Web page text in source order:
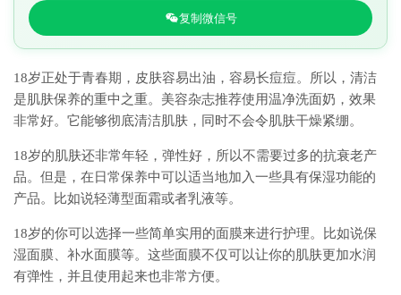
复制微信号
18岁正处于青春期，皮肤容易出油，容易长痘痘。所以，清洁
是肌肤保养的重中之重。美容杂志推荐使用温净洗面奶，效果
非常好。它能够彻底清洁肌肤，同时不会令肌肤干燥紧绷。
18岁的肌肤还非常年轻，弹性好，所以不需要过多的抗衰老产
品。但是，在日常保养中可以适当地加入一些具有保湿功能的
产品。比如说轻薄型面霜或者乳液等。
18岁的你可以选择一些简单实用的面膜来进行护理。比如说保
湿面膜、补水面膜等。这些面膜不仅可以让你的肌肤更加水润
有弹性，并且使用起来也非常方便。